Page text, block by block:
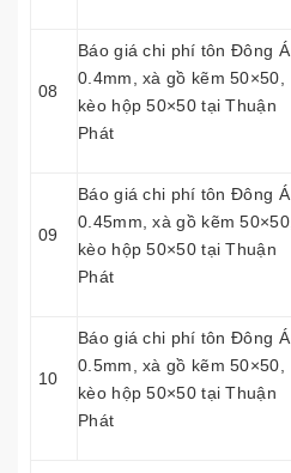
08
Báo giá chi phí tôn Đông Á
0.4mm, xà gồ kẽm 50×50,
kèo hộp 50×50 tại Thuận
Phát
09
Báo giá chi phí tôn Đông Á
0.45mm, xà gồ kẽm 50×50,
kèo hộp 50×50 tại Thuận
Phát
10
Báo giá chi phí tôn Đông Á
0.5mm, xà gồ kẽm 50×50,
kèo hộp 50×50 tại Thuận
Phát